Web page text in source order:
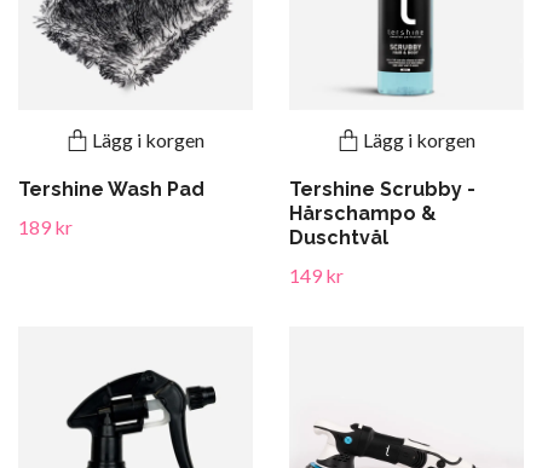
Lägg i korgen
Tershine Wash Pad
189 kr
Lägg i korgen
Tershine Scrubby -
Hårschampo &
Duschtvål
149 kr